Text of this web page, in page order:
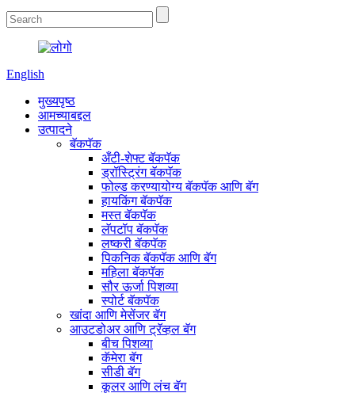
English
मुख्यपृष्ठ
आमच्याबद्दल
उत्पादने
बॅकपॅक
अँटी-शेफ्ट बॅकपॅक
ड्रॉस्ट्रिंग बॅकपॅक
फोल्ड करण्यायोग्य बॅकपॅक आणि बॅग
हायकिंग बॅकपॅक
मस्त बॅकपॅक
लॅपटॉप बॅकपॅक
लष्करी बॅकपॅक
पिकनिक बॅकपॅक आणि बॅग
महिला बॅकपॅक
सौर ऊर्जा पिशव्या
स्पोर्ट बॅकपॅक
खांदा आणि मेसेंजर बॅग
आउटडोअर आणि ट्रॅव्हल बॅग
बीच पिशव्या
कॅमेरा बॅग
सीडी बॅग
कूलर आणि लंच बॅग